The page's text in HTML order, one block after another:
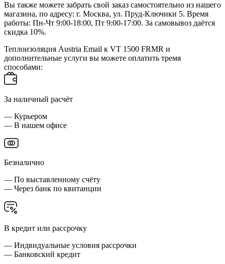
Вы также можете забрать свой заказ самостоятельно из нашего
магазина, по адресу: г. Москва, ул. Пруд-Ключики 5. Время
работы: Пн-Чт 9:00-18:00, Пт 9:00-17:00. За самовывоз даётся
скидка 10%.
Теплоизоляция Austria Email к VT 1500 FRMR и
дополнительные услуги вы можете оплатить тремя
способами:
За наличный расчёт
— Курьером
— В нашем офисе
Безналично
— По выставленному счёту
— Через банк по квитанции
В кредит или рассрочку
— Индвидуальные условия рассрочки
— Банковский кредит